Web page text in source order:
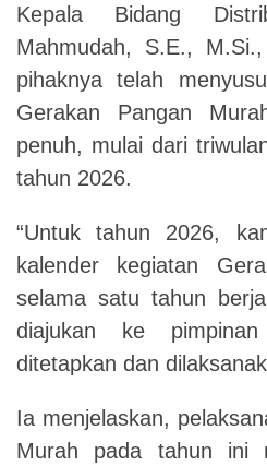
Kepala Bidang
Mahmudah, S.E.,
pihaknya telah
Gerakan Pangan
penuh, mulai dari
tahun 2026.
“Untuk tahun 2026,
kalender kegiatan
selama satu tahun
diajukan ke
ditetapkan dan
Ia menjelaskan,
Murah pada tahun ini